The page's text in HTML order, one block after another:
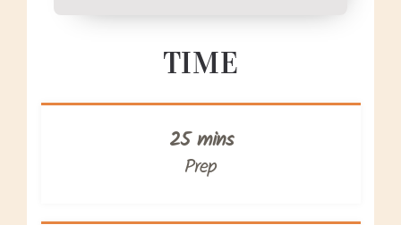
TIME
25 mins
Prep